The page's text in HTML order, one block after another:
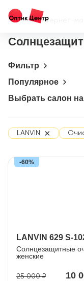
Главная/Интернет-
Фильтр
Популярное
Выбрать салон на
LANVIN ×
LANVIN 629 S-
Солнцезащитные
женские
10
25 000 ₽
-60%